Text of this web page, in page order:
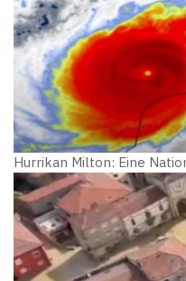
Hurrikan Milton: Eine